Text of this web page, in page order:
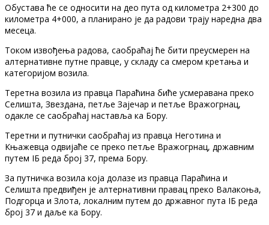
Обустава ће се односити на део пута од километра 2+300 до
километра 4+000, а планирано је да радови трају наредна два
месеца.
Током извођења радова, саобраћај ће бити преусмерен на
алтернативне путне правце, у складу са смером кретања и
категоријом возила.
Теретна возила из правца Параћина биће усмеравана преко
Селишта, Звездана, петље Зајечар и петље Вражогрнац,
одакле се саобраћај наставља ка Бору.
Теретни и путнички саобраћај из правца Неготина и
Књажевца одвијаће се преко петље Вражогрнац, државним
путем IБ реда број 37, према Бору.
За путничка возила која долазе из правца Параћина и
Селишта предвиђен је алтернативни правац преко Валакоња,
Подгорца и Злота, локалним путем до државног пута IБ реда
број 37 и даље ка Бору.